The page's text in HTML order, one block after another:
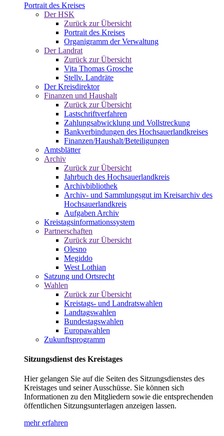
Portrait des Kreises
Der HSK
Zurück zur Übersicht
Portrait des Kreises
Organigramm der Verwaltung
Der Landrat
Zurück zur Übersicht
Vita Thomas Grosche
Stellv. Landräte
Der Kreisdirektor
Finanzen und Haushalt
Zurück zur Übersicht
Lastschriftverfahren
Zahlungsabwicklung und Vollstreckung
Bankverbindungen des Hochsauerlandkreises
Finanzen/Haushalt/Beteiligungen
Amtsblätter
Archiv
Zurück zur Übersicht
Jahrbuch des Hochsauerlandkreis
Archivbibliothek
Archiv- und Sammlungsgut im Kreisarchiv des
Hochsauerlandkreis
Aufgaben Archiv
Kreistagsinformationssystem
Partnerschaften
Zurück zur Übersicht
Olesno
Megiddo
West Lothian
Satzung und Ortsrecht
Wahlen
Zurück zur Übersicht
Kreistags- und Landratswahlen
Landtagswahlen
Bundestagswahlen
Europawahlen
Zukunftsprogramm
Sitzungsdienst des Kreistages
Hier gelangen Sie auf die Seiten des Sitzungsdienstes des
Kreistages und seiner Ausschüsse. Sie können sich
Informationen zu den Mitgliedern sowie die entsprechenden
öffentlichen Sitzungsunterlagen anzeigen lassen.
mehr erfahren